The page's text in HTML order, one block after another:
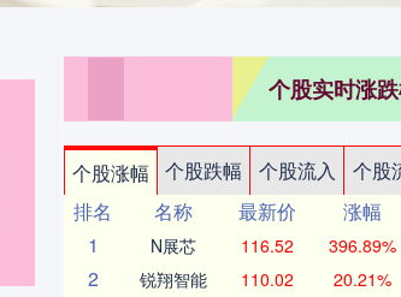
个股实时涨
个股涨幅 个股跌幅 个股流入 个股
排名
名称 最新价 涨幅
1
N展芯 116.52 396.89%
2 锐翔智能 110.02 20.21%